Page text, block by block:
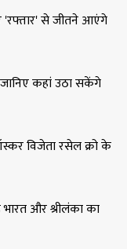
'रफ्तार' से जीतने आएंगे
कहां उठा सकेंगे
विजेता रसेल क्रो के
और श्रीलंका का